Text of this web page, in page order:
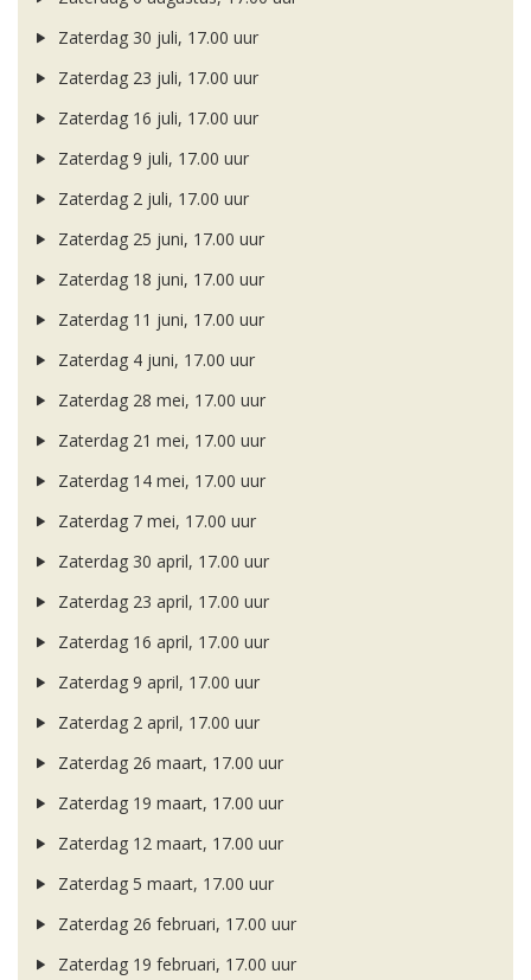
Zaterdag 30 juli, 17.00 uur
Zaterdag 23 juli, 17.00 uur
Zaterdag 16 juli, 17.00 uur
Zaterdag 9 juli, 17.00 uur
Zaterdag 2 juli, 17.00 uur
Zaterdag 25 juni, 17.00 uur
Zaterdag 18 juni, 17.00 uur
Zaterdag 11 juni, 17.00 uur
Zaterdag 4 juni, 17.00 uur
Zaterdag 28 mei, 17.00 uur
Zaterdag 21 mei, 17.00 uur
Zaterdag 14 mei, 17.00 uur
Zaterdag 7 mei, 17.00 uur
Zaterdag 30 april, 17.00 uur
Zaterdag 23 april, 17.00 uur
Zaterdag 16 april, 17.00 uur
Zaterdag 9 april, 17.00 uur
Zaterdag 2 april, 17.00 uur
Zaterdag 26 maart, 17.00 uur
Zaterdag 19 maart, 17.00 uur
Zaterdag 12 maart, 17.00 uur
Zaterdag 5 maart, 17.00 uur
Zaterdag 26 februari, 17.00 uur
Zaterdag 19 februari, 17.00 uur